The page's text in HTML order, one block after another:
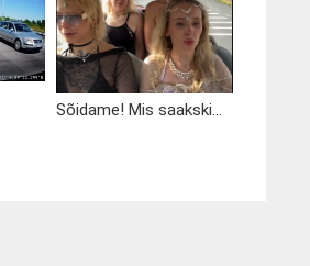
Sõidame! Mis saakski...